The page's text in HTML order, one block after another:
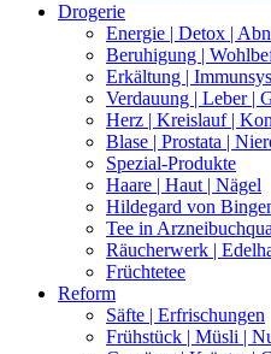
Drogerie
Energie | Detox |
Beruhigung |
Erkältung |
Verdauung | Leber |
Herz | Kreislauf |
Blase | Prostata |
Spezial-Produkte
Haare | Haut | Nägel
Hildegard von
Tee in
Räucherwerk |
Früchtetee
Reform
Säfte | Erfrischungen
Frühstück | Müsli |